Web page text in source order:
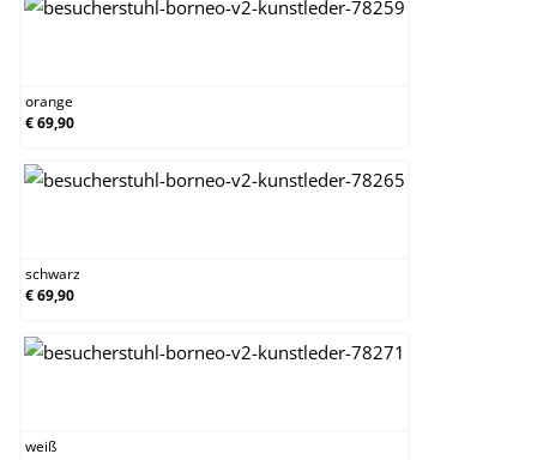
orange
€ 69,90
schwarz
€ 69,90
weiß